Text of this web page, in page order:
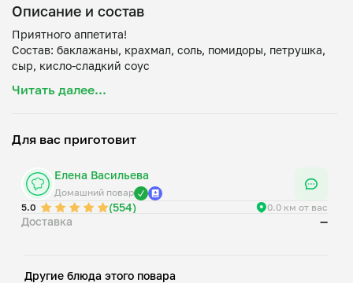
Описание и состав
Приятного аппетита!
Состав: баклажаны, крахмал, соль, помидоры, петрушка,
Читать далее...
Для вас приготовит
Елена Васильева
Домашний повар
5.0
(554) 0.0 км от вас
Доставка —
Другие блюда этого повара